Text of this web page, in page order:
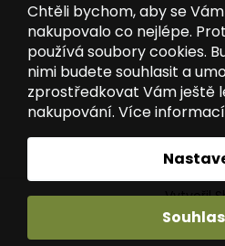
Chtěli bychom, aby se
nakupovalo co nejlépe.
používá soubory cookies.
nimi budete souhlasit a
zprostředkovat Vám ještě
nakupování. Více informací
Sledovat na
Vytvořil
Wooded.